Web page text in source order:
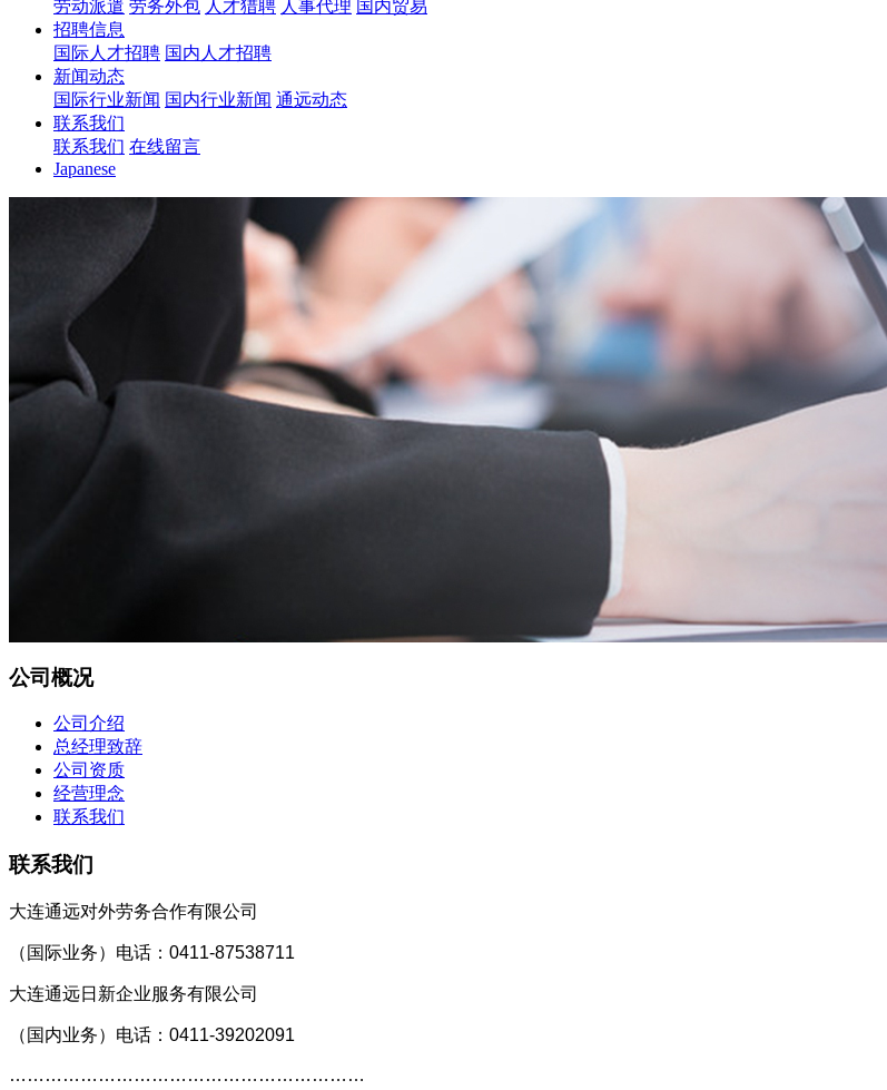
劳动派遣 劳务外包 人才猎聘 人事代理 国内贸易
招聘信息
国际人才招聘 国内人才招聘
新闻动态
国际行业新闻 国内行业新闻 通远动态
联系我们
联系我们 在线留言
Japanese
公司概况
公司介绍
总经理致辞
公司资质
经营理念
联系我们
联系我们
大连通远对外劳务合作有限公司
（国际业务） 电话：0411-87538711
大连通远日新企业服务有限公司
（国内业务） 电话：0411-39202091
……………………………………………………